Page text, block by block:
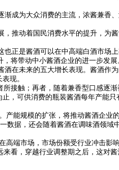
成为大众消费的主流，浓酱兼香
推动着国民消费水平的提升，为
正是酱酒可以在中高端白酒市场
将带动中小酱酒企业的进一步发展
在未来的五大增长表现。酱酒作
现。
接触；再者，随着兼香型口感逐
，可供消费的瓶装酱酒每年产能只
能规模的扩张，将推动酱酒企业
数据，还会随着酱酒在调味酒领域
端市场，市场份额受行业冲击影
看，穿越行业调整期之后，这对